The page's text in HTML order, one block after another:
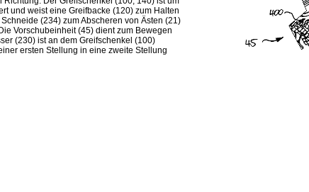
und weist eine Greifbacke (120) zum Halten
(234) zum Abscheren von Ästen (21)
Vorschubeinheit (45) dient zum Bewegen
(230) ist an dem Greifschenkel (100)
ersten Stellung in eine zweite Stellung